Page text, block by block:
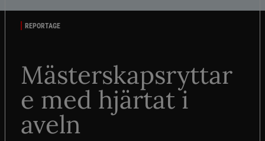
REPORTAGE
Mästerskapsryttar
e med hjärtat i
aveln